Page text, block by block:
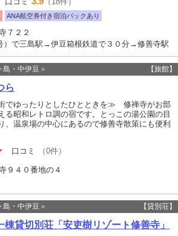
ANA航空券付き宿泊パックあり
７２２
）で三島駅→伊豆箱根鉄道で３０分→修善寺駅
島・中伊豆＞ 【旅館】
ら
でゆったりとしたひとときを≫ 修禅寺がお部
る昭和レトロ調の宿です。とっこの湯公園の目
、温泉場の中心にあるので修善寺散策にも便利
口コミ （0件）
９４０番地の４
島・中伊豆＞ 【貸別荘】
棟貸切別荘「安吏樹リゾート修善寺」